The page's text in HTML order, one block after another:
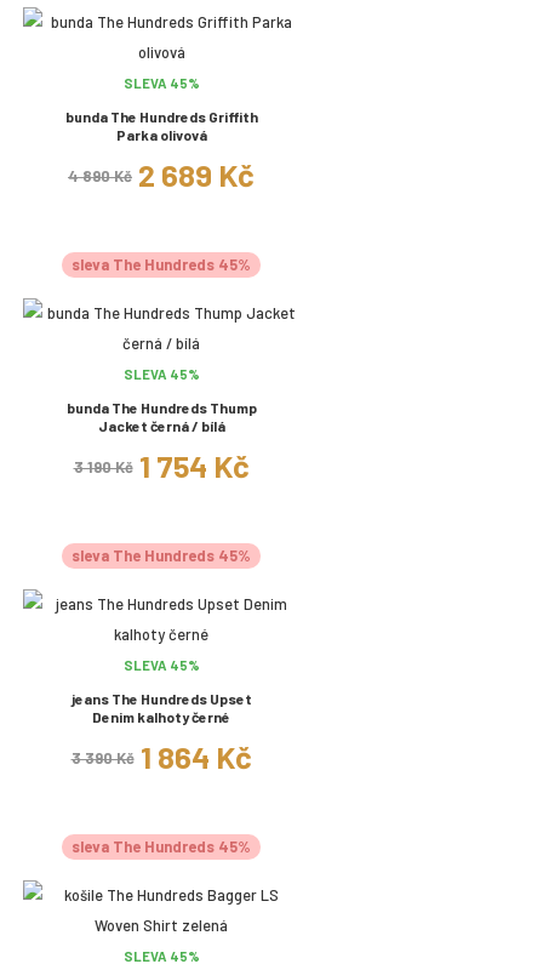
SLEVA 45%
bunda The Hundreds Griffith
Parka olivová
4 890 Kč 2 689 Kč
sleva The Hundreds 45%
SLEVA 45%
bunda The Hundreds Thump
Jacket černá / bílá
3 190 Kč 1 754 Kč
sleva The Hundreds 45%
SLEVA 45%
jeans The Hundreds Upset
Denim kalhoty černé
3 390 Kč 1 864 Kč
sleva The Hundreds 45%
SLEVA 45%